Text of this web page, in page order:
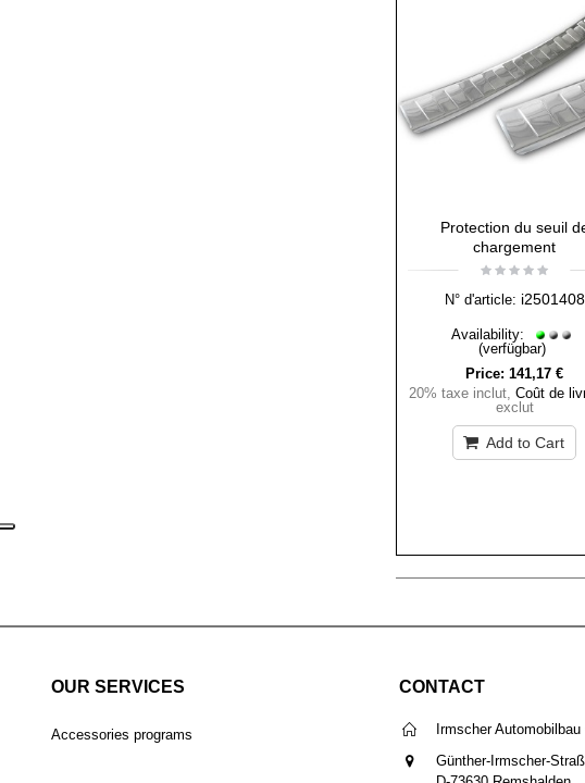
Protection du seuil
chargement
N° d'article: i2501408
Availability:
(verfügbar)
Price: 141,17 €
20% taxe inclut, Coût de
exclut
Add to Cart
OUR SERVICES
Accessories programs
CONTACT
Irmscher
Günther-Irmscher-